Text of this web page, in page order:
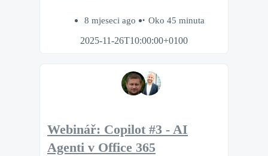
8 mjeseci ago
Oko 45 minuta
2025-11-26T10:00:00+0100
Webinář: Copilot #3 - AI
Agenti v Office 365